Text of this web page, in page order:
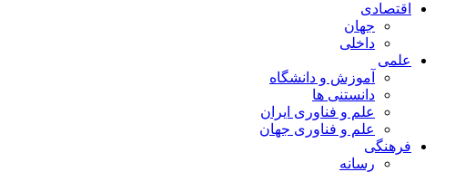
اقتصادی
جهان
داخلی
علمی
آموزش و دانشگاه
دانستنی ها
علم و فناوری ایران
علم و فناوری جهان
فرهنگی
رسانه